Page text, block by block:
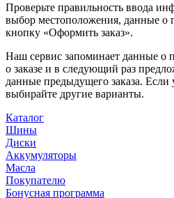
Проверьте правильность ввода
выбор местоположения, данные о
кнопку «Оформить заказ».
Наш сервис запоминает данные о
о заказе и в следующий раз
данные предыдущего заказа. Если
выбирайте другие варианты.
Каталог
Шины
Диски
Аккумуляторы
Масла
Покупателю
Бонусная программа